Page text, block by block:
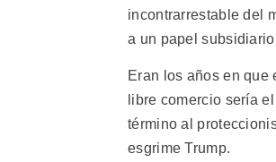
incontrarrestable del
a un papel
Eran los años en que
libre comercio sería
término al
esgrime Trump.